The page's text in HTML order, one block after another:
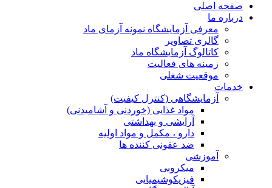
صفحه اصلی
درباره ما
معرفی آزمایشگاه نمونه آزمای ماد
گالری تصاویر
کاتالوگ آزمایشگاه ماد
زمینه های فعالیت
موقعیت شغلی
خدمات
آزمایشگاهی (کنترل کیفیت)
مواد غذایی (خوردنی و آشامیدنی)
آرایشی و بهداشتی
دارو ، مکمل و مواد اولیه
ضد عفونی کننده ها
آموزشی
میکروبی
فیزیکوشیمیایی